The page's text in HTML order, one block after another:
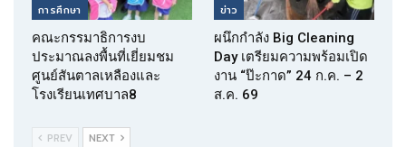
การศึกษา
คณะกรรมาธิการงบ
ประมาณลงพื้นที่เยี่ยมชม
ศูนย์สันตาลเหลืองและ
โรงเรียนเทศบาล8
ข่าว
ผนึกกำลัง Big Cleaning
Day เตรียมความพร้อมเปิด
งาน “ป๊ะกาด” 24 ก.ค. – 2
ส.ค. 69
PREV NEXT